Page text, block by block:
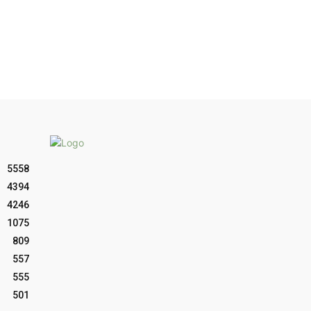
5558
4394
4246
1075
809
557
555
501